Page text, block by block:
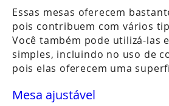
Essas mesas oferecem
pois contribuem com vários
Você também pode utilizá-las
simples, incluindo no uso de
pois elas oferecem uma
Mesa ajustável